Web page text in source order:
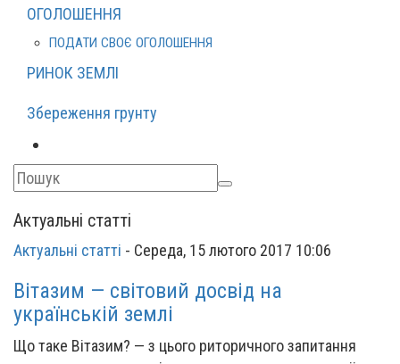
ОГОЛОШЕННЯ
ПОДАТИ СВОЄ ОГОЛОШЕННЯ
РИНОК ЗЕМЛІ
Збереження грунту
Актуальні статті
Актуальні статті - Середа, 15 лютого 2017 10:06
Вітазим — світовий досвід на
українській землі
Що таке Вітазим? — з цього риторичного запитання